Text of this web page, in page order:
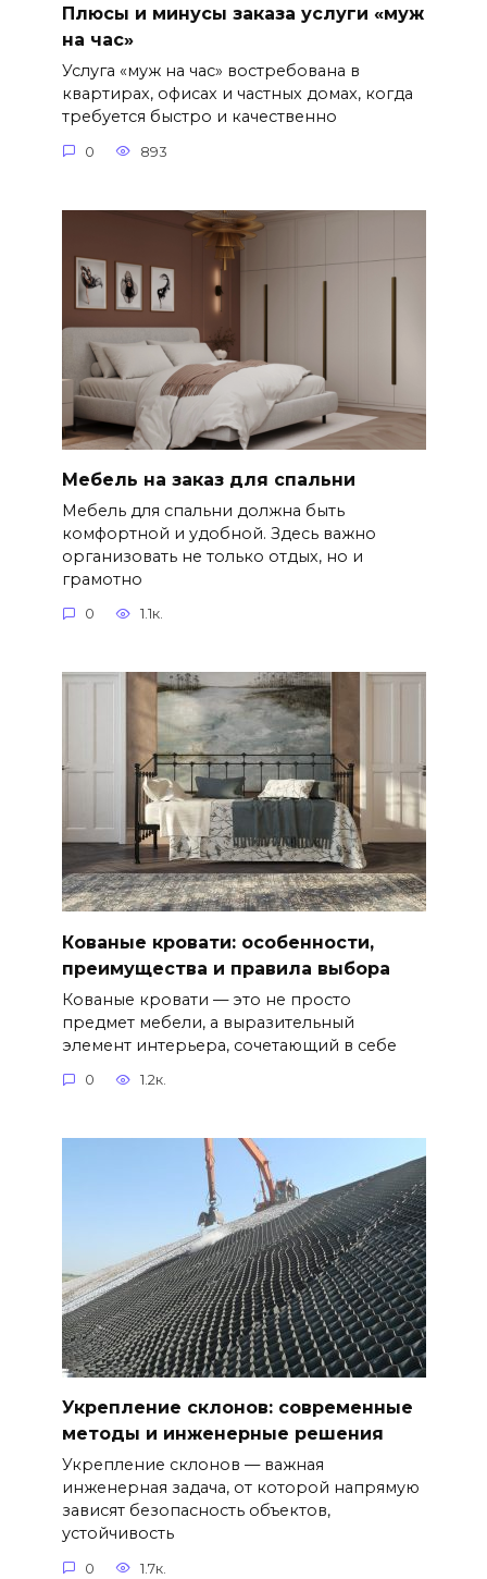
Плюсы и минусы заказа услуги «муж
на час»
Услуга «муж на час» востребована в
квартирах, офисах и частных домах, когда
требуется быстро и качественно
0 893
Мебель на заказ для спальни
Мебель для спальни должна быть
комфортной и удобной. Здесь важно
организовать не только отдых, но и
грамотно
0 1.1к.
Кованые кровати: особенности,
преимущества и правила выбора
Кованые кровати — это не просто
предмет мебели, а выразительный
элемент интерьера, сочетающий в себе
0 1.2к.
Укрепление склонов: современные
методы и инженерные решения
Укрепление склонов — важная
инженерная задача, от которой напрямую
зависят безопасность объектов,
устойчивость
0 1.7к.